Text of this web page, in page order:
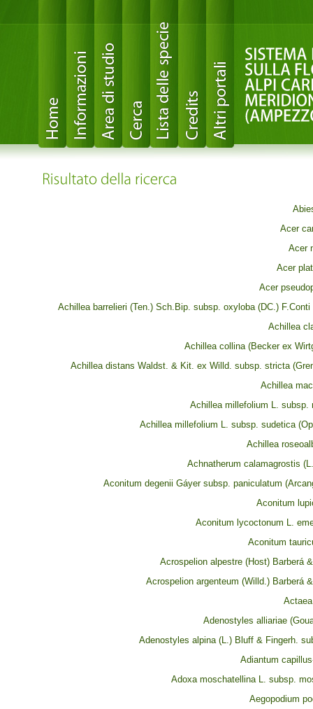
Acer
Acer
Acer
Acer
Achillea barrelieri (Ten.) Sch.Bip. subsp. oxyloba (DC.) F.Conti
Achillea
Achillea collina (Becker ex
Achillea distans Waldst. & Kit. ex Willd. subsp. stricta
Achillea
Achillea millefolium L. subsp.
Achillea millefolium L. subsp. sudetica
Achillea
Achnatherum calamagrostis
Aconitum degenii Gáyer subsp. paniculatum
Aconitum
Aconitum lycoctonum L.
Aconitum
Acrospelion alpestre (Host) Barberá
Acrospelion argenteum (Willd.) Barberá
Adenostyles alliariae
Adenostyles alpina (L.) Bluff & Fingerh.
Adiantum
Adoxa moschatellina L. subsp.
Aegopodium